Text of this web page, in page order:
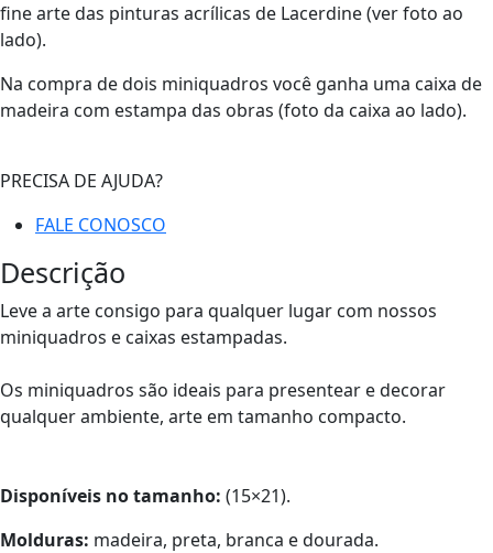
fine arte das pinturas acrílicas de Lacerdine (ver foto ao
lado).
Na compra de dois miniquadros você ganha uma caixa de
madeira com estampa das obras (foto da caixa ao lado).
PRECISA DE AJUDA?
FALE CONOSCO
Descrição
Leve a arte consigo para qualquer lugar com nossos
miniquadros e caixas estampadas.
Os miniquadros são ideais para presentear e decorar
qualquer ambiente, arte em tamanho compacto.
Disponíveis no tamanho: (15×21).
Molduras: madeira, preta, branca e dourada.